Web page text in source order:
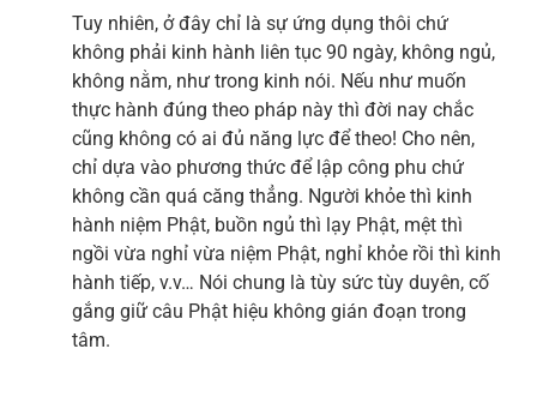
Tuy nhiên, ở đây chỉ là sự ứng dụng thôi chứ
không phải kinh hành liên tục 90 ngày, không ngủ,
không nằm, như trong kinh nói. Nếu như muốn
thực hành đúng theo pháp này thì đời nay chắc
cũng không có ai đủ năng lực để theo! Cho nên,
chỉ dựa vào phương thức để lập công phu chứ
không cần quá căng thẳng. Người khỏe thì kinh
hành niệm Phật, buồn ngủ thì lạy Phật, mệt thì
ngồi vừa nghỉ vừa niệm Phật, nghỉ khỏe rồi thì kinh
hành tiếp, v.v… Nói chung là tùy sức tùy duyên, cố
gắng giữ câu Phật hiệu không gián đoạn trong
tâm.